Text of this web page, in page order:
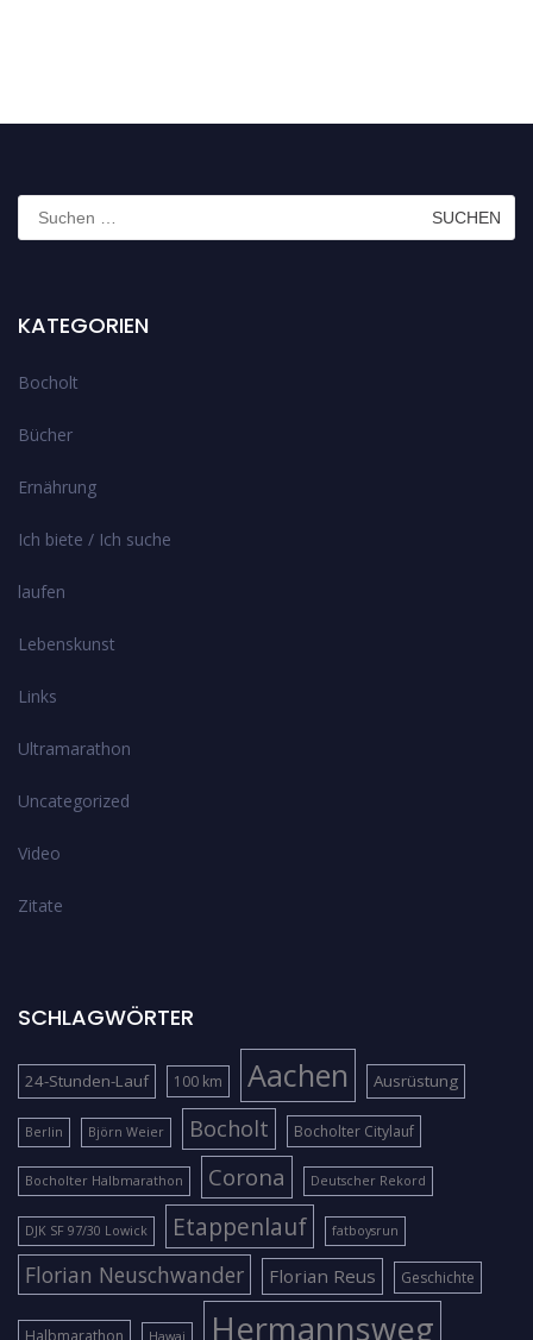
Suchen
nach:
KATEGORIEN
Bocholt
Bücher
Ernährung
Ich biete / Ich suche
laufen
Lebenskunst
Links
Ultramarathon
Uncategorized
Video
Zitate
SCHLAGWÖRTER
24-Stunden-Lauf 100 km Aachen Ausrüstung
Berlin Björn Weier Bocholt Bocholter Citylauf
Bocholter Halbmarathon Corona Deutscher Rekord
DJK SF 97/30 Lowick Etappenlauf fatboysrun
Florian Neuschwander Florian Reus Geschichte
Halbmarathon Hawai Hermannsweg